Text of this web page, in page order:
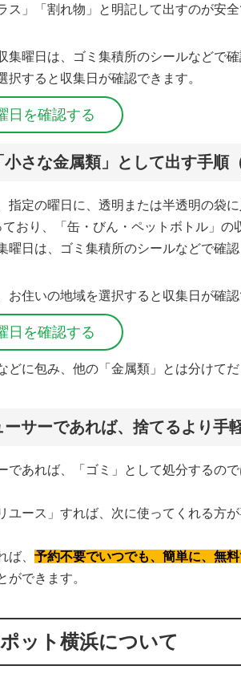
ス」「割れ物」と明記して出すのが安全
集曜日は、ゴミ集積所のシールなどで
択すると収集日が確認できます。
日を確認する
さな金属類」として出す手順
指定の曜日に、透明または半透明の袋に
おり、「缶・びん・ペットボトル」の
曜日は、ゴミ集積所のシールなどで確認
お住いの地域を選択すると収集日が確認
日を確認する
どに包み、他の「金属類」とは分けてだ
ーサーであれば、捨てるより手
であれば、「ゴミ」として処分するの
ユース」すれば、次に使ってくれる方
ば、 予約不要でいつでも、簡単に、無料
ができます。
ット横浜について